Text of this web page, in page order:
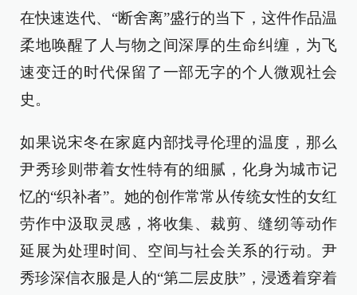
在快速迭代、“断舍离”盛行的当下，这件作品温
柔地唤醒了人与物之间深厚的生命纠缠，为飞
速变迁的时代保留了一部无字的个人微观社会
史。
如果说宋冬在家庭内部找寻伦理的温度，那么
尹秀珍则带着女性特有的细腻，化身为城市记
忆的“织补者”。她的创作常常从传统女性的女红
劳作中汲取灵感，将收集、裁剪、缝纫等动作
延展为处理时间、空间与社会关系的行动。尹
秀珍深信衣服是人的“第二层皮肤”，浸透着穿着